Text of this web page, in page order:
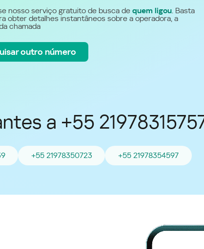
Україна (Ukraine)
Para
nosso serviço gratuito de busca de quem ligou. Basta
obter detalhes instantâneos sobre a operadora, a
chamada
outro número
a +55
+55 21978350723 +55 21978354597